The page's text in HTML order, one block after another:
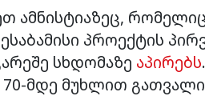
ამნისტიაზეც,
პროექტის
სხდომაზე აპირებს
მდე მუხლით